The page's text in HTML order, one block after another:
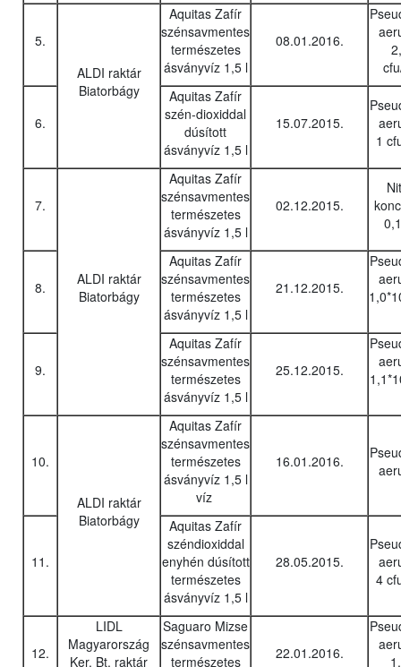
5.
ALDI raktár
Biatorbágy
Aquitas Zafír
szénsavmentes
természetes
ásványvíz 1,5 l
08.01.2016.
6.
Aquitas Zafír
szén-dioxiddal
dúsított
ásványvíz 1,5 l
15.07.2015.
1
7.
ALDI raktár
Biatorbágy
Aquitas Zafír
szénsavmentes
természetes
ásványvíz 1,5 l
02.12.2015.
8.
Aquitas Zafír
szénsavmentes
természetes
ásványvíz 1,5 l
21.12.2015.
9.
Aquitas Zafír
szénsavmentes
természetes
ásványvíz 1,5 l
25.12.2015.
10.
ALDI raktár
Biatorbágy
Aquitas Zafír
szénsavmentes
természetes
ásványvíz 1,5 l
víz
16.01.2016.
11.
Aquitas Zafír
széndioxiddal
enyhén dúsított
természetes
ásványvíz 1,5 l
28.05.2015.
4
12.
LIDL
Magyarország
Ker. Bt. raktár
Saguaro Mizse
szénsavmentes
természetes
22.01.2016.